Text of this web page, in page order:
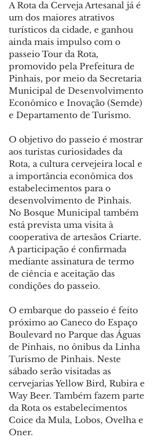
A Rota da Cerveja Artesanal já é
um dos maiores atrativos
turísticos da cidade, e ganhou
ainda mais impulso com o
passeio Tour da Rota,
promovido pela Prefeitura de
Pinhais, por meio da Secretaria
Municipal de Desenvolvimento
Econômico e Inovação (Semde)
e Departamento de Turismo.
O objetivo do passeio é mostrar
aos turistas curiosidades da
Rota, a cultura cervejeira local e
a importância econômica dos
estabelecimentos para o
desenvolvimento de Pinhais.
No Bosque Municipal também
está prevista uma visita à
cooperativa de artesãos Criarte.
A participação é confirmada
mediante assinatura de termo
de ciência e aceitação das
condições do passeio.
O embarque do passeio é feito
próximo ao Caneco do Espaço
Boulevard no Parque das Águas
de Pinhais, no ônibus da Linha
Turismo de Pinhais. Neste
sábado serão visitadas as
cervejarias Yellow Bird, Rubira e
Way Beer. Também fazem parte
da Rota os estabelecimentos
Coice da Mula, Lobos, Ovelha e
Oner.